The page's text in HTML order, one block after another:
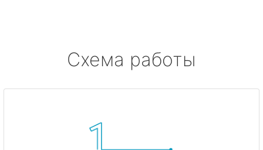
Схема работы